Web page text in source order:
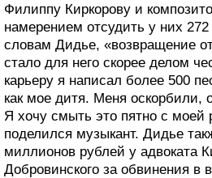
Филиппу Киркорову и
намерением отсудить у них
словам Дидье, «возвращение
стало для него скорее делом
карьеру я написал более 500
как мое дитя. Меня оскорбили,
Я хочу смыть это пятно с
поделился музыкант. Дидье
миллионов рублей у адвоката
Добровинского за обвинения в